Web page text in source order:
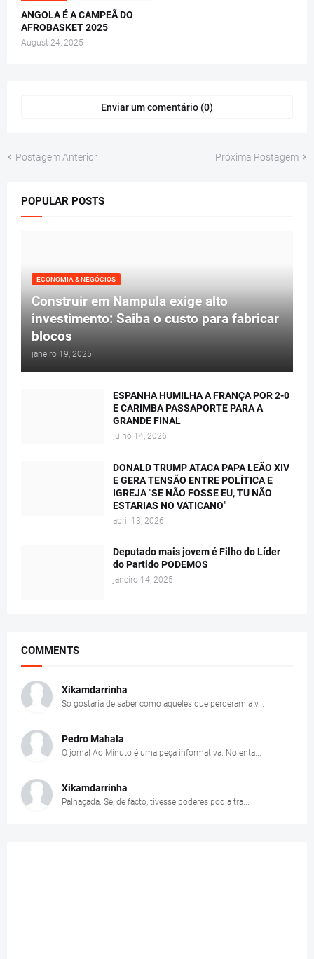
ANGOLA É A CAMPEÃ DO
AFROBASKET 2025
August 24, 2025
Enviar um comentário (0)
Postagem Anterior Próxima Postagem
POPULAR POSTS
ECONOMIA & NEGÓCIOS
Construir em Nampula exige alto
investimento: Saiba o custo para fabricar
blocos
janeiro 19, 2025
ESPANHA HUMILHA A FRANÇA POR 2-0
E CARIMBA PASSAPORTE PARA A
GRANDE FINAL
julho 14, 2026
DONALD TRUMP ATACA PAPA LEÃO XIV
E GERA TENSÃO ENTRE POLÍTICA E
IGREJA "SE NÃO FOSSE EU, TU NÃO
ESTARIAS NO VATICANO"
abril 13, 2026
Deputado mais jovem é Filho do Líder
do Partido PODEMOS
janeiro 14, 2025
COMMENTS
Xikamdarrinha
So gostaria de saber como aqueles que perderam a v...
Pedro Mahala
O jornal Ao Minuto é uma peça informativa. No enta...
Xikamdarrinha
Palhaçada. Se, de facto, tivesse poderes podia tra...